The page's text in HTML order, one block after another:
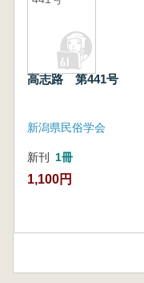
高志路 第441号
新潟県民俗学会
新刊 1冊
1,100円